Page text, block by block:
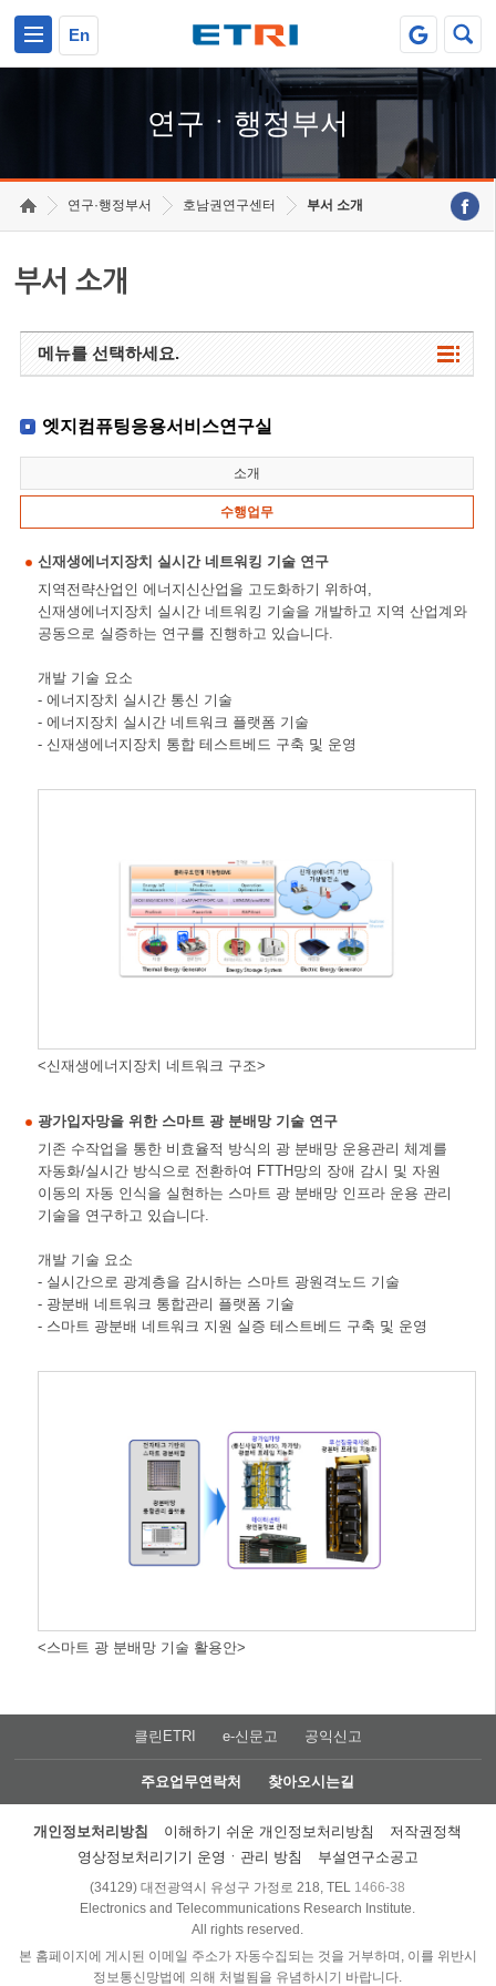
En
연구ㆍ행정부서
연구·행정부서 호남권연구센터 부서 소개
부서 소개
메뉴를 선택하세요.
엣지컴퓨팅응용서비스연구실
소개
수행업무
신재생에너지장치 실시간 네트워킹 기술 연구
지역전략산업인 에너지신산업을 고도화하기 위하여,
신재생에너지장치 실시간 네트워킹 기술을 개발하고 지역 산업계와
공동으로 실증하는 연구를 진행하고 있습니다.
개발 기술 요소
- 에너지장치 실시간 통신 기술
- 에너지장치 실시간 네트워크 플랫폼 기술
- 신재생에너지장치 통합 테스트베드 구축 및 운영
<신재생에너지장치 네트워크 구조>
광가입자망을 위한 스마트 광 분배망 기술 연구
기존 수작업을 통한 비효율적 방식의 광 분배망 운용관리 체계를
자동화/실시간 방식으로 전환하여 FTTH망의 장애 감시 및 자원
이동의 자동 인식을 실현하는 스마트 광 분배망 인프라 운용 관리
기술을 연구하고 있습니다.
개발 기술 요소
- 실시간으로 광계층을 감시하는 스마트 광원격노드 기술
- 광분배 네트워크 통합관리 플랫폼 기술
- 스마트 광분배 네트워크 지원 실증 테스트베드 구축 및 운영
<스마트 광 분배망 기술 활용안>
클린ETRI e-신문고 공익신고
주요업무연락처 찾아오시는길
개인정보처리방침 이해하기 쉬운 개인정보처리방침
저작권정책
영상정보처리기기 운영ㆍ관리 방침
부설연구소공고
(34129) 대전광역시 유성구 가정로 218, TEL 1466-38
Electronics and Telecommunications Research Institute.
All rights reserved.
본 홈페이지에 게시된 이메일 주소가 자동수집되는 것을 거부하며, 이를 위반시
정보통신망법에 의해 처벌됨을 유념하시기 바랍니다.